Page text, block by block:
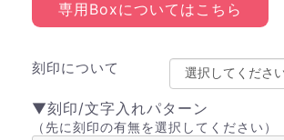
専用Boxについてはこちら
刻印について
▼刻印/文字入れパターン
（先に刻印の有無を選択してください）